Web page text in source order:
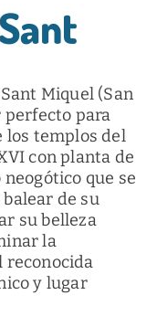
Miquel (San
perfecto para
los templos del
con planta de
que se
de su
su belleza
la
reconocida
y lugar